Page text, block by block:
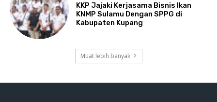
KKP Jajaki Kerjasama Bisnis Ikan
KNMP Sulamu Dengan SPPG di
Kabupaten Kupang
Muat lebih banyak